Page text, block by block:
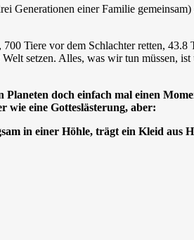
einer Familie gemeinsam)
Tiere vor dem Schlachter retten,
setzen. Alles, was wir tun müssen, ist
doch einfach mal einen
wie eine Gotteslästerung, aber:
in einer Höhle, trägt ein Kleid aus